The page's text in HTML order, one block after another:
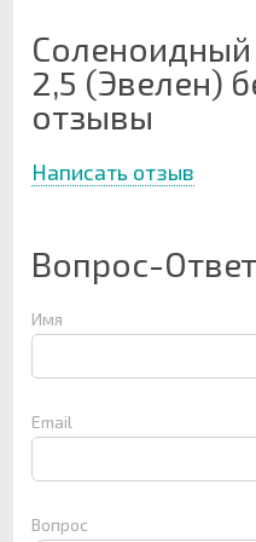
Соленоидный
2,5 (Эвелен)
отзывы
Написать отзыв
Вопрос-Ответ
Имя
Email
Вопрос